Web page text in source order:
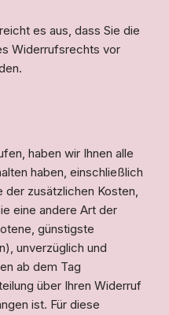
es aus, dass Sie die
Widerrufsrechts vor
haben wir Ihnen alle
haben, einschließlich
zusätzlichen Kosten,
eine andere Art der
günstigste
unverzüglich und
ab dem Tag
über Ihren Widerruf
ist. Für diese